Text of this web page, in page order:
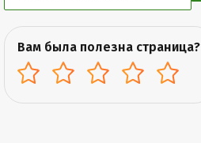
Вам была полезна страница?